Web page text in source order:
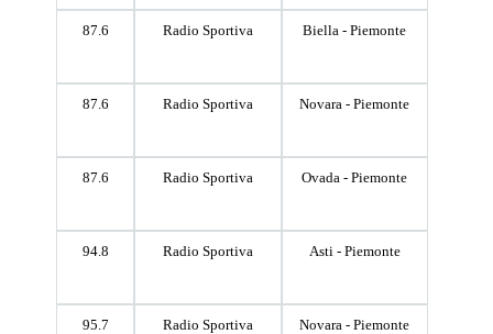
87.6 Radio Sportiva Biella - Piemonte
87.6 Radio Sportiva Novara - Piemonte
87.6 Radio Sportiva Ovada - Piemonte
94.8 Radio Sportiva Asti - Piemonte
95.7 Radio Sportiva Novara - Piemonte